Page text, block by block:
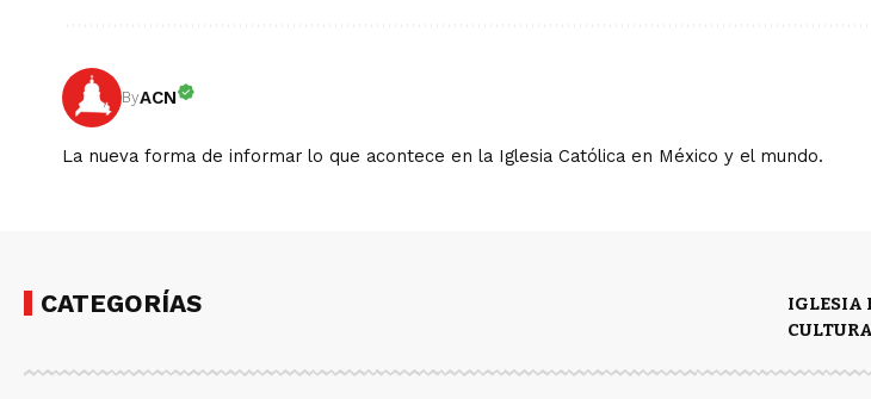
ByACN
La nueva forma de informar lo que acontece en la Iglesia Católica en México y el mundo.
CATEGORÍAS IGLESIA